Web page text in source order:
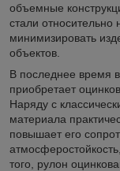
объемные
стали
минимизировать
объектов.
В последнее время
приобретает
Наряду с
материала
повышает его
того, рулон